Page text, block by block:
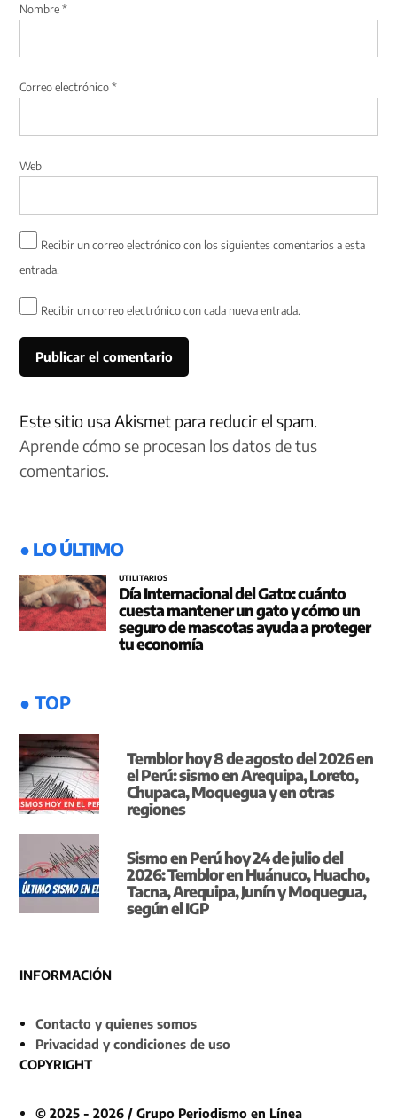
Nombre*
Correo electrónico*
Web
Recibir un correo electrónico con los siguientes comentarios a esta
entrada.
Recibir un correo electrónico con cada nueva entrada.
Este sitio usa Akismet para reducir el spam.
Aprende cómo se procesan los datos de tus
comentarios.
● LO ÚLTIMO
UTILITARIOS
Día Internacional del Gato: cuánto
cuesta mantener un gato y cómo un
seguro de mascotas ayuda a proteger
tu economía
● TOP
Temblor hoy 8 de agosto del 2026 en
el Perú: sismo en Arequipa, Loreto,
Chupaca, Moquegua y en otras
regiones
Sismo en Perú hoy 24 de julio del
2026: Temblor en Huánuco, Huacho,
Tacna, Arequipa, Junín y Moquegua,
según el IGP
INFORMACIÓN
Contacto y quienes somos
Privacidad y condiciones de uso
COPYRIGHT
© 2025 - 2026 / Grupo Periodismo en Línea